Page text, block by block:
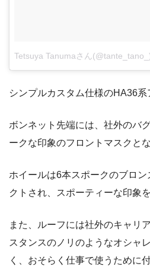
Tetsuya Tanumaさん
シンプルカスタム仕様のHA36系
ボンネット先端には、社外のバ
ークな印象のフロントマスクと
ホイールは6本スポークのブロ
クトされ、スポーティーな印象
また、ルーフには社外のキャリ
スタンスのノリのようなオシャ
く、おそらく仕事で使うために